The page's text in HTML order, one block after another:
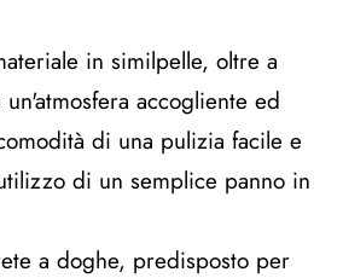
in similpelle, oltre a
accogliente ed
di una pulizia facile e
di un semplice panno in
a doghe, predisposto per